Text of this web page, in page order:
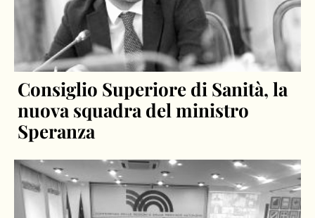
Consiglio Superiore di Sanità, la
nuova squadra del ministro
Speranza